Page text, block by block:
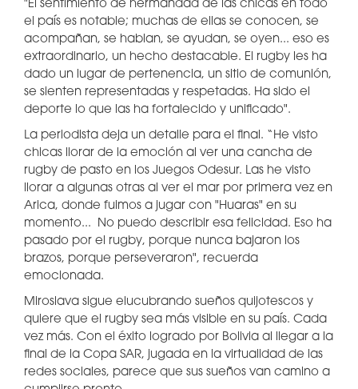
"El sentimiento de hermandad de las chicas en todo
el país es notable; muchas de ellas se conocen, se
acompañan, se hablan, se ayudan, se oyen... eso es
extraordinario, un hecho destacable. El rugby les ha
dado un lugar de pertenencia, un sitio de comunión,
se sienten representadas y respetadas. Ha sido el
deporte lo que las ha fortalecido y unificado".
La periodista deja un detalle para el final. “He visto
chicas llorar de la emoción al ver una cancha de
rugby de pasto en los Juegos Odesur. Las he visto
llorar a algunas otras al ver el mar por primera vez en
Arica, donde fuimos a jugar con "Huaras" en su
momento... No puedo describir esa felicidad. Eso ha
pasado por el rugby, porque nunca bajaron los
brazos, porque perseveraron", recuerda
emocionada.
Miroslava sigue elucubrando sueños quijotescos y
quiere que el rugby sea más visible en su país. Cada
vez más. Con el éxito logrado por Bolivia al llegar a la
final de la Copa SAR, jugada en la virtualidad de las
redes sociales, parece que sus sueños van camino a